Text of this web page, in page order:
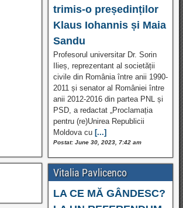
trimis-o președinților
Klaus Iohannis și Maia
Sandu
Profesorul universitar Dr. Sorin
Ilieș, reprezentant al societății
civile din România între anii 1990-
2011 și senator al României între
anii 2012-2016 din partea PNL și
PSD, a redactat „Proclamația
pentru (re)Unirea Republicii
Moldova cu [...]
Postat: June 30, 2023, 7:42 am
Vitalia Pavlicenco
LA CE MĂ GÂNDESC?